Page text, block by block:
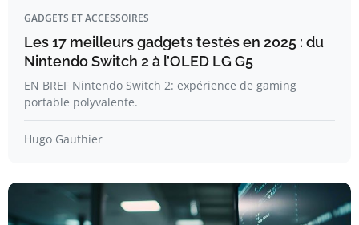
GADGETS ET ACCESSOIRES
Les 17 meilleurs gadgets testés en 2025 : du
Nintendo Switch 2 à l’OLED LG G5
EN BREF Nintendo Switch 2: expérience de gaming
portable polyvalente.
Hugo Gauthier